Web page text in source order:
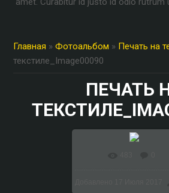
Главная »Фотоальбом » Печать на
текстиле_Image00090
ПЕЧАТЬ